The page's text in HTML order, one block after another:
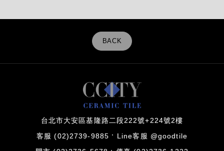
BACK
台北市大安區基隆路二段222號+224號2樓
客服 (02)2739-9885 Line客服 @goodtile